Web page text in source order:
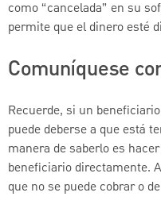
como “cancelada” en su
permite que el dinero esté
Comuníquese
Recuerde, si un
puede deberse a que está
manera de saberlo es
beneficiario directamente.
que no se puede cobrar o